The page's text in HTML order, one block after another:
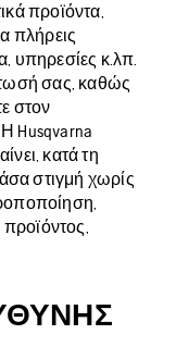
προϊόντα,
πλήρεις
υπηρεσίες κ.λπ.
σας, καθώς
στον
Husqvarna
κατά τη
στιγμή χωρίς